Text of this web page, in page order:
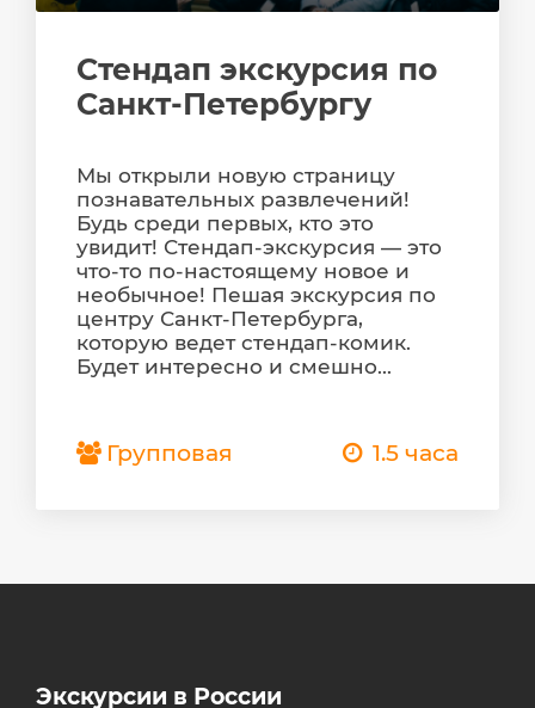
Стендап экскурсия по
Санкт-Петербургу
Мы открыли новую страницу
познавательных развлечений!
Будь среди первых, кто это
увидит! Стендап-экскурсия — это
что-то по-настоящему новое и
необычное! Пешая экскурсия по
центру Санкт-Петербурга,
которую ведет стендап-комик.
Будет интересно и смешно...
Групповая 1.5 часа
Экскурсии в России